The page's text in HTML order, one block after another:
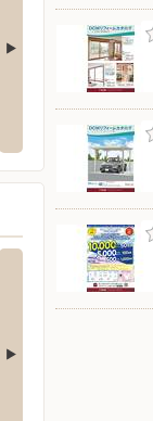
区北49条東16-1-1